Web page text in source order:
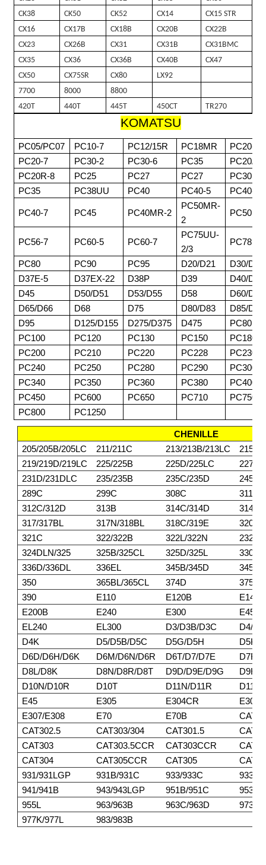
CK38
CK50 CK52 CX14
CX15 STR
CX16
CX17B CX18B CX20B
CX22B
CX23
CX26B CX31 CX31B
CX31BMC
CX35
CX36 CX36B CX40B
CX47
CX50
CX75SR CX80
LX92
7700
8000
8800
420T
440T 445T 450CT TR270
KOMATSU
PC05/PC07 PC10-7 PC12/15R PC18MR
PC20-3
PC20-7
PC30-2 PC30-6 PC35
PC20/30
PC20R-8
PC25 PC27 PC27
PC35
PC38UU PC40 PC40-5 PC40-6
PC40-7 PC45 PC40MR-2
PC50MR-
2
PC50
PC56-7 PC60-5 PC60-7
PC75UU-
2/3
PC78
PC80 PC90 PC95 D20/D21
D30/
D37E-5
D37EX-22 D38P D39
D40/D41
D45
D50/D51 D53/D55 D58
D60/D61
D65/D66
D68 D75 D80/D83
D85/
D95
D125/D155 D275/D375 D475
PC80
PC100
PC120 PC130 PC150
PC180
PC200
PC210 PC220 PC228
PC230
PC240
PC250 PC280 PC290
PC300
PC340
PC350 PC360 PC380
PC400
PC450
PC600 PC650 PC710
PC750
PC800
PC1250
CHENILLE
205/205B/205LC
211/211C 213/213B/213LC
215/
219/219D/219LC
225/225B 225D/225LC
227
231D/231DLC
235/235B 235C/235D
245/
289C
299C 308C
311/
312C/312D
313B 314C/314D
314E/
317/317BL
317N/318BL 318C/319E
321C
322/322B 322L/322N
324DLN/325
325B/325CL 325D/325L
330/
336D/336DL
336EL 345B/345D
345DL
350
365BL/365CL 374D
375/
390
E110 E120B
E140
E200B
E240 E300
E450
EL240
EL300 D3/D3B/D3C
D4/
D4K
D5/D5B/D5C D5G/D5H
D5K/
D6D/D6H/D6K
D6M/D6N/D6R D6T/D7/D7E
D7F/
D8L/D8K
D8N/D8R/D8T D9D/D9E/D9G
D9H/
D10N/D10R
D10T D11N/D11R
D11T
E45
E305 E304CR
E307/E308
E70 E70B
CAT302.5
CAT303/304 CAT301.5
CAT303
CAT303.5CCR CAT303CCR
CAT304
CAT305CCR CAT305
931/931LGP
931B/931C 933/933C
933F/
941/941B
943/943LGP 951B/951C
953/
955L
963/963B 963C/963D
973
977K/977L
983/983B